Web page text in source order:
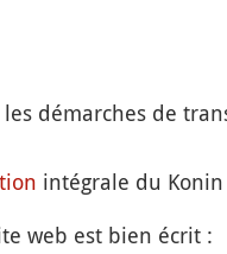
démarches de
intégrale du
web est bien écrit :